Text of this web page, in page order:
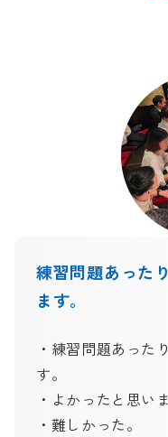
練習問題あった
ます。
・練習問題あった
す。
・よかったと思い
・難しかった。